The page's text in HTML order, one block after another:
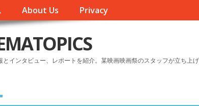
About Us Privacy
とインタビュー、レポートを紹介。某映画映画祭のスタッフが立ち上